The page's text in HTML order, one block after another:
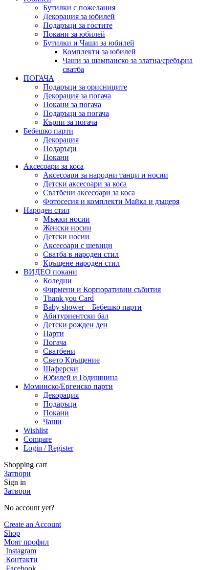
Бутилки с пожелания
Декорация за юбилей
Подаръци за гостите
Покани за юбилей
Бутилки и Чаши за юбилей
Комплекти за юбилей
Чаши за шампанско за златна/сребърна
сватба
ПОГАЧА
Подаръци за орисниците
Декорация за погача
Покани за погача
Подаръци за погача
Кърпи за погача
Бебешко парти
Декорация
Подаръци
Покани
Аксесоари за коса
Аксесоари за народни танци и носии
Детски аксесоари за коса
Сватбени аксесоари за коса
Фотосесия и комплекти Майка и дъщеря
Народен стил
Мъжки носии
Женски носии
Детски носии
Аксесоари с шевици
Сватба в народен стил
Кръщене народен стил
ВИДЕО покани
Коледни
Фирмени и Корпоративни събития
Thank you Card
Baby shower – Бебешко парти
Абитуриентски бал
Детски рожден ден
Парти
Погача
Сватбени
Свето Кръщение
Шаферски
Юбилей и Годишнина
Моминско/Ергенско парти
Декорация
Подаръци
Покани
Чаши
Wishlist
Compare
Login / Register
Shopping cart
Затвори
Sign in
Затвори
No account yet?
Create an Account
Shop
Моят профил
Instagram
Контакти
Facebook